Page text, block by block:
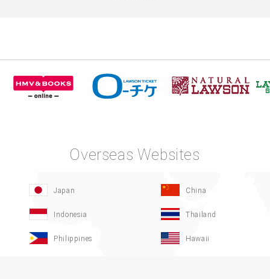
Overseas Websites
Japan China
Indonesia Thailand
Philippines Hawaii